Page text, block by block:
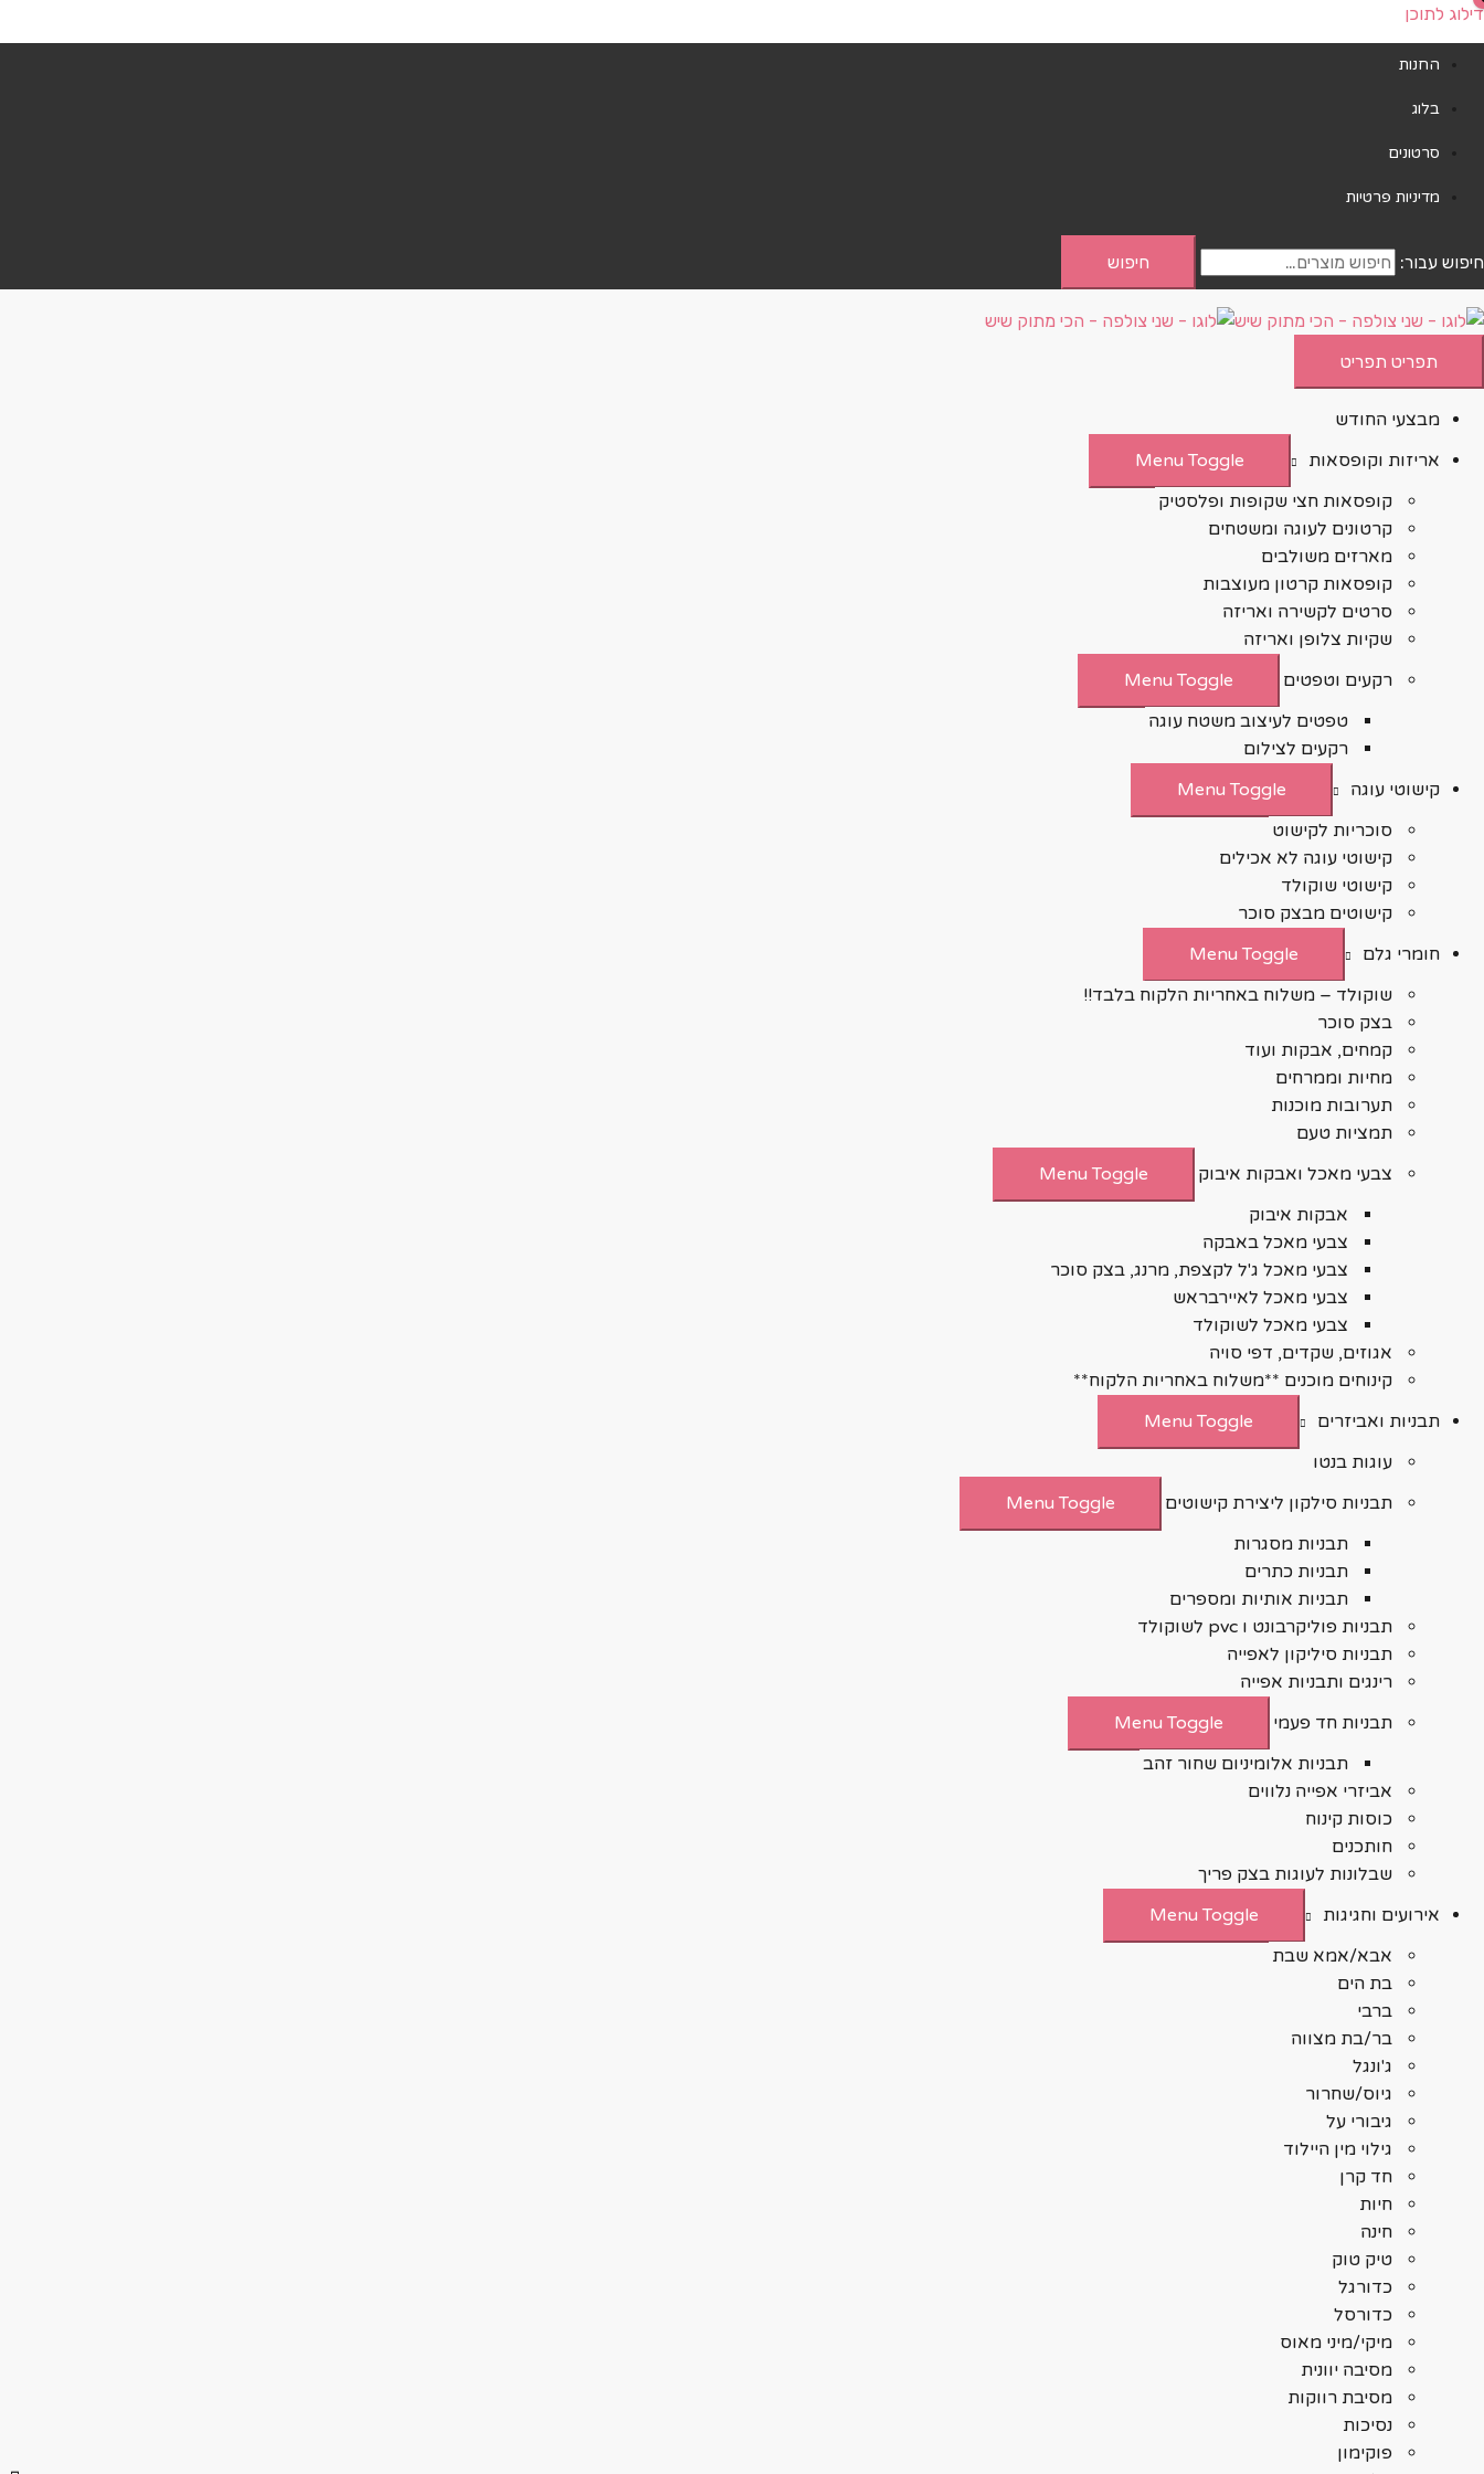
דילוג לתוכן
החנות
בלוג
סרטונים
מדיניות פרטיות
חיפוש עבור: חיפוש
תפריט תפריט
מבצעי החודש
אריזות וקופסאות
Menu Toggle
קופסאות חצי שקופות ופלסטיק
קרטונים לעוגה ומשטחים
מארזים משולבים
קופסאות קרטון מעוצבות
סרטים לקשירה ואריזה
שקיות צלופן ואריזה
רקעים וטפטים
Menu Toggle
טפטים לעיצוב משטח עוגה
רקעים לצילום
קישוטי עוגה
Menu Toggle
סוכריות לקישוט
קישוטי עוגה לא אכילים
קישוטי שוקולד
קישוטים מבצק סוכר
חומרי גלם
Menu Toggle
שוקולד – משלוח באחריות הלקוח בלבד!!
בצק סוכר
קמחים, אבקות ועוד
מחיות וממרחים
תערובות מוכנות
תמציות טעם
צבעי מאכל ואבקות איבוק
Menu Toggle
אבקות איבוק
צבעי מאכל באבקה
צבעי מאכל ג'ל לקצפת, מרנג, בצק סוכר
צבעי מאכל לאיירבראש
צבעי מאכל לשוקולד
אגוזים, שקדים, דפי סויה
קינוחים מוכנים **משלוח באחריות הלקוח**
תבניות ואביזרים
Menu Toggle
עוגות בנטו
תבניות סילקון ליצירת קישוטים
Menu Toggle
תבניות מסגרות
תבניות כתרים
תבניות אותיות ומספרים
תבניות פוליקרבונט ו pvc לשוקולד
תבניות סיליקון לאפייה
רינגים ותבניות אפייה
תבניות חד פעמי
Menu Toggle
תבניות אלומיניום שחור זהב
אביזרי אפייה נלווים
כוסות קינוח
חותכנים
שבלונות לעוגות בצק פריך
אירועים וחגיגות
Menu Toggle
אבא/אמא שבת
בת הים
ברבי
בר/בת מצווה
ג'ונגל
גיוס/שחרור
גיבורי על
גילוי מין היילוד
חד קרן
חיות
חינה
טיק טוק
כדורגל
כדורסל
מיקי/מיני מאוס
מסיבה יוונית
מסיבת רווקות
נסיכות
פוקימון